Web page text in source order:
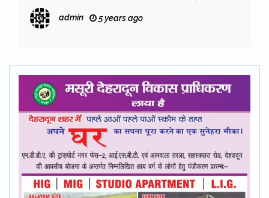
किया नुकसान कम : शाह
admin 5 years ago